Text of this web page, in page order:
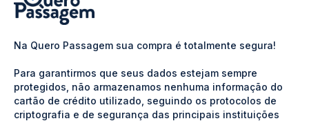
Na Quero Passagem sua compra é totalmente segura!
Para garantirmos que seus dados estejam sempre
protegidos, não armazenamos nenhuma informação do
cartão de crédito utilizado, seguindo os protocolos de
criptografia e de segurança das principais instituições